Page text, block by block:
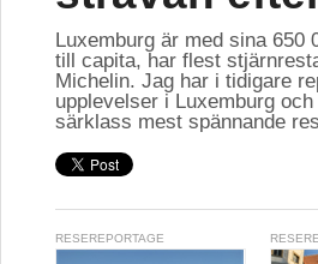
Luxemburg är med sina 650
till capita, har flest
Michelin. Jag har i tidigare
upplevelser i Luxemburg
särklass mest spännande
RESEREPORTAGE